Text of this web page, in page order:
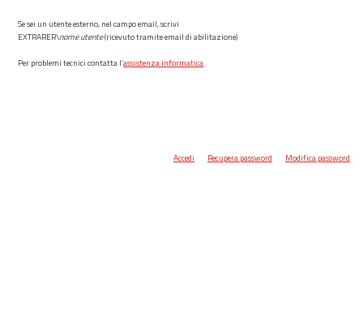
Se sei un utente esterno, nel campo email, scrivi
EXTRARER\nome utente(ricevuto tramite email di abilitazione)
Per problemi tecnici contatta l’assistenza informatica.
Accedi Recupera password Modifica password